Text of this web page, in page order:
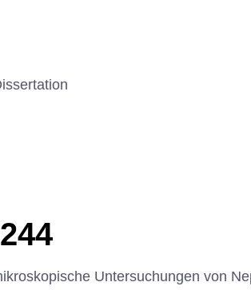
Untersuchungen von